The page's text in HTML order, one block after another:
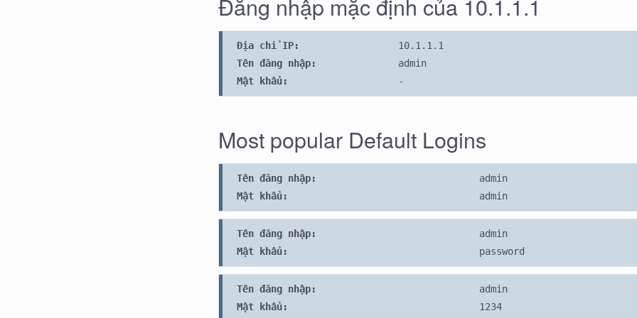
Địa chỉ IP:
10.1.1.1
Tên đăng nhập:
admin
Mật khẩu:
-
Most popular Default Logins
Tên đăng nhập:
admin
Mật khẩu:
admin
Tên đăng nhập:
admin
Mật khẩu:
password
Tên đăng nhập:
admin
Mật khẩu:
1234